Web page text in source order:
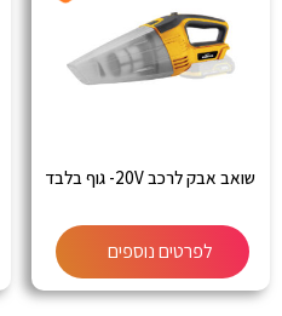
שואב אבק לרכב 20V- גוף בלבד
לפרטים נוספים